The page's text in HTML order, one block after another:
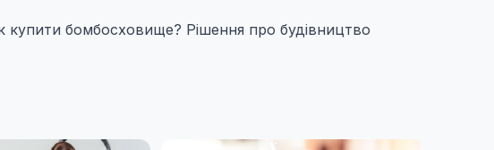
бомбосховище? Рішення про будівництво